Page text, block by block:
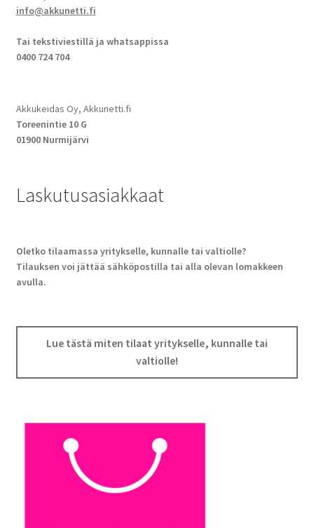
info@akkunetti.fi
Tai tekstiviestillä ja whatsappissa
0400 724 704
Akkukeidas Oy, Akkunetti.fi
Toreenintie 10 G
01900 Nurmijärvi
Laskutusasiakkaat
Oletko tilaamassa yritykselle, kunnalle tai valtiolle?
Tilauksen voi jättää sähköpostilla tai alla olevan lomakkeen
avulla.
Lue tästä miten tilaat yritykselle, kunnalle tai
valtiolle!